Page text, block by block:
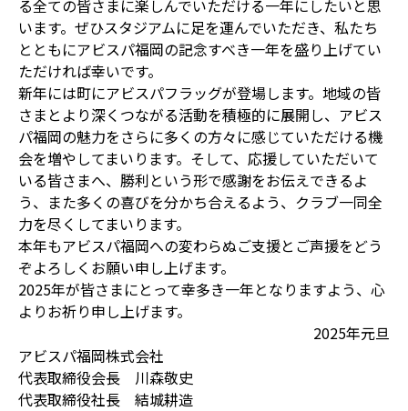
る全ての皆さまに楽しんでいただける一年にしたいと思
います。ぜひスタジアムに足を運んでいただき、私たち
とともにアビスパ福岡の記念すべき一年を盛り上げてい
ただければ幸いです。
新年には町にアビスパフラッグが登場します。地域の皆
さまとより深くつながる活動を積極的に展開し、アビス
パ福岡の魅力をさらに多くの方々に感じていただける機
会を増やしてまいります。そして、応援していただいて
いる皆さまへ、勝利という形で感謝をお伝えできるよ
う、また多くの喜びを分かち合えるよう、クラブ一同全
力を尽くしてまいります。
本年もアビスパ福岡への変わらぬご支援とご声援をどう
ぞよろしくお願い申し上げます。
2025年が皆さまにとって幸多き一年となりますよう、心
よりお祈り申し上げます。
2025年元旦
アビスパ福岡株式会社
代表取締役会長 川森敬史
代表取締役社長 結城耕造